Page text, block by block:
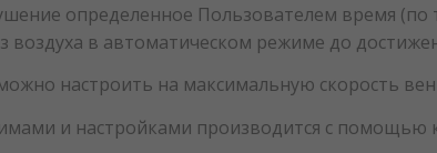
определенное Пользователем время (по
воздуха в автоматическом режиме до
можно настроить на максимальную скорость
и настройками производится с помощью